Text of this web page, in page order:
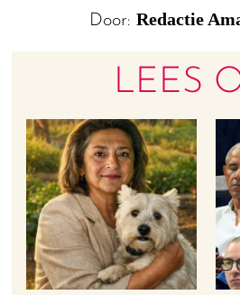
Door:Redactie
LEES